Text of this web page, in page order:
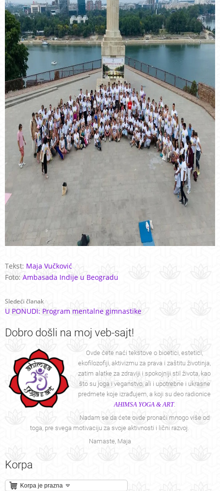
Tekst: Maja Vučković
Foto: Ambasada Indije u Beogradu
Sledeći članak
U PONUDI: Program mentalne gimnastike
Dobro došli na moj veb-sajt!
Ovde ćete naći tekstove o bioetici, estetici,
ekofilozofiji, aktivizmu za prava i zaštitu životinja,
zatim alatke za zdraviji i spokojniji stil života, kao
što su joga i veganstvo, ali i upotrebne i ukrasne
predmete koje izrađujem, a koji su deo radionice
AHIMSA YOGA & ART.
Nadam se da ćete ovde pronaći mnogo više od
toga, pre svega motivaciju za svoje aktivnosti i lični razvoj.
Namaste, Maja
Korpa
Korpa je prazna